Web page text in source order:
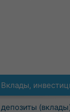
Вклады,
депозиты